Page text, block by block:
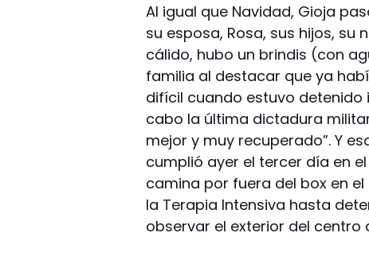
Al igual que Navidad, Gioja
su esposa, Rosa, sus hijos, su
cálido, hubo un brindis (con
familia al destacar que ya
difícil cuando estuvo detenido
cabo la última dictadura
mejor y muy recuperado”. Y
cumplió ayer el tercer día en
camina por fuera del box en
la Terapia Intensiva hasta
observar el exterior del centro